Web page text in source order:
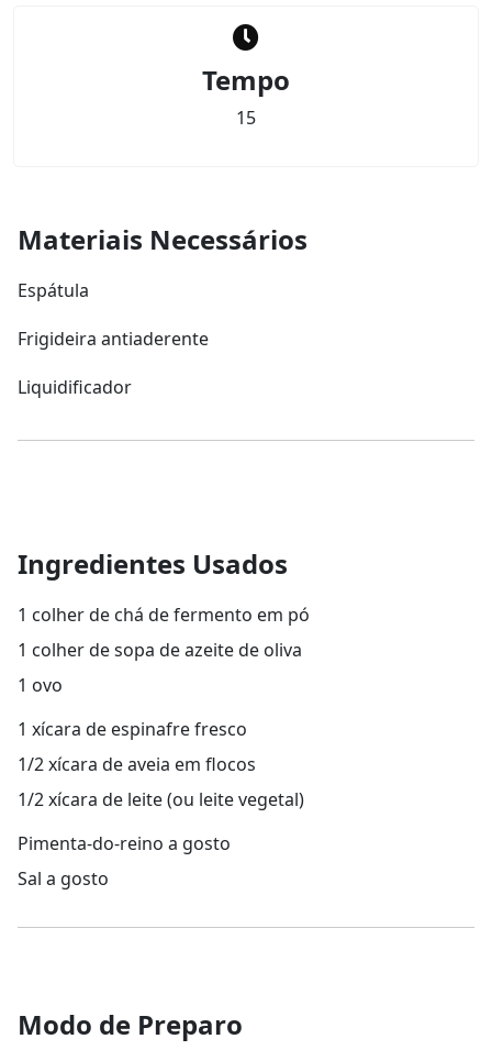
Tempo
15
Materiais Necessários
Espátula
Frigideira antiaderente
Liquidificador
Ingredientes Usados
1 colher de chá de fermento em pó
1 colher de sopa de azeite de oliva
1 ovo
1 xícara de espinafre fresco
1/2 xícara de aveia em flocos
1/2 xícara de leite (ou leite vegetal)
Pimenta-do-reino a gosto
Sal a gosto
Modo de Preparo